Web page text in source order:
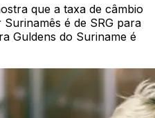
que a taxa de câmbio
é de SRG para
Guldens do Suriname é